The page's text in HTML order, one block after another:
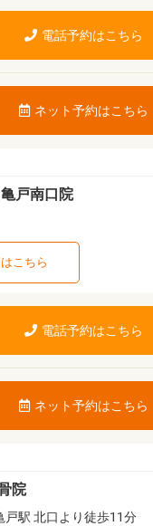
電話予約はこちら
ネット予約はこちら
戸南口院
こちら
電話予約はこちら
ネット予約はこちら
院
戸駅 北口より徒歩11分